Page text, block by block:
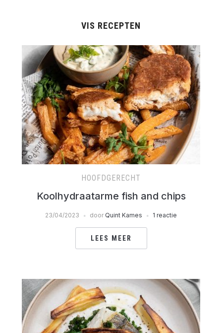
VIS RECEPTEN
HOOFDGERECHT
Koolhydraatarme fish and chips
23/04/2023 door Quint Kames 1 reactie
LEES MEER